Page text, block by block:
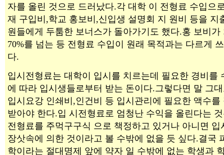
자를 올린 것으로 드러났다.각 대학 이 전형료 수입으
재 구입비,학교 홍보비,신입생 설명회 지 원비 등을 지
원들에게 두툼한 보너스가 돌아가기도 했다.홍 보비가
70%를 넘는 등 전형료 수입이 원래 목적과는 다르게
다.
입시전형료는 대학이 입시를 치르는데 필요한 경비를
에 따라 입시생들로부터 받는 돈이다.그렇다면 말 그
입시요강 인쇄비,인건비 등 입시관리에 필요한 액수를
받아야 한다.입 시전형료로 엄청난 수익을 올린다는
전형료를 주먹구구식 으로 책정하고 있거나 아니면 입
장삿속에 의한 것이라고 볼 수밖에 없을 듯 싶다.결국
학이라는 절대명제 앞에 약자 일 수밖에 없는 학생과